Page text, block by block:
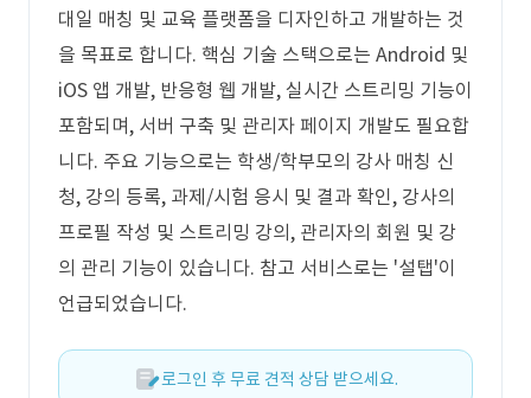
대일 매칭 및 교육 플랫폼을 디자인하고 개발하는 것
을 목표로 합니다. 핵심 기술 스택으로는 Android 및
iOS 앱 개발, 반응형 웹 개발, 실시간 스트리밍 기능이
포함되며, 서버 구축 및 관리자 페이지 개발도 필요합
니다. 주요 기능으로는 학생/학부모의 강사 매칭 신
청, 강의 등록, 과제/시험 응시 및 결과 확인, 강사의
프로필 작성 및 스트리밍 강의, 관리자의 회원 및 강
의 관리 기능이 있습니다. 참고 서비스로는 '설탭'이
언급되었습니다.
로그인 후 무료 견적 상담 받으세요.